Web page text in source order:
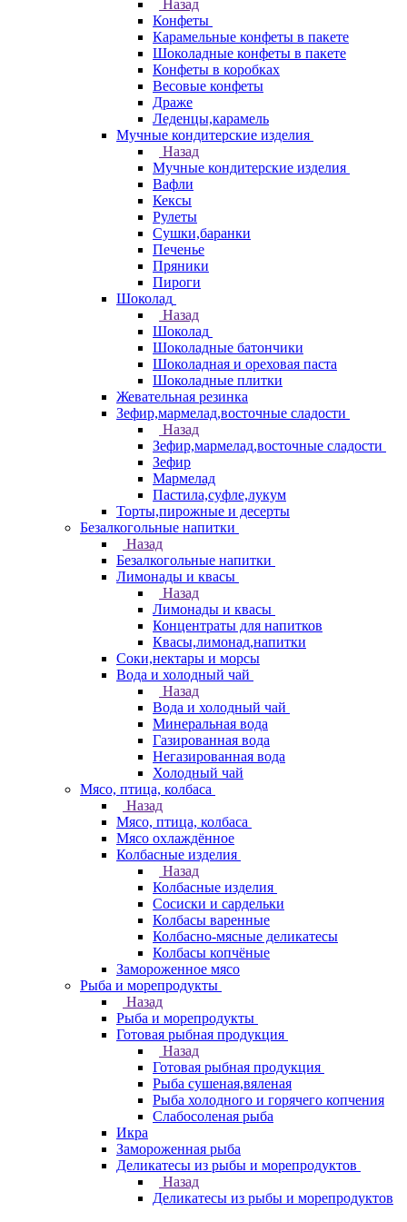
Назад
Конфеты
Карамельные конфеты в пакете
Шоколадные конфеты в пакете
Конфеты в коробках
Весовые конфеты
Драже
Леденцы,карамель
Мучные кондитерские изделия
Назад
Мучные кондитерские изделия
Вафли
Кексы
Рулеты
Сушки,баранки
Печенье
Пряники
Пироги
Шоколад
Назад
Шоколад
Шоколадные батончики
Шоколадная и ореховая паста
Шоколадные плитки
Жевательная резинка
Зефир,мармелад,восточные сладости
Назад
Зефир,мармелад,восточные сладости
Зефир
Мармелад
Пастила,суфле,лукум
Торты,пирожные и десерты
Безалкогольные напитки
Назад
Безалкогольные напитки
Лимонады и квасы
Назад
Лимонады и квасы
Концентраты для напитков
Квасы,лимонад,напитки
Соки,нектары и морсы
Вода и холодный чай
Назад
Вода и холодный чай
Минеральная вода
Газированная вода
Негазированная вода
Холодный чай
Мясо, птица, колбаса
Назад
Мясо, птица, колбаса
Мясо охлаждённое
Колбасные изделия
Назад
Колбасные изделия
Сосиски и сардельки
Колбасы варенные
Колбасно-мясные деликатесы
Колбасы копчёные
Замороженное мясо
Рыба и морепродукты
Назад
Рыба и морепродукты
Готовая рыбная продукция
Назад
Готовая рыбная продукция
Рыба сушеная,вяленая
Рыба холодного и горячего копчения
Слабосоленая рыба
Икра
Замороженная рыба
Деликатесы из рыбы и морепродуктов
Назад
Деликатесы из рыбы и морепродуктов